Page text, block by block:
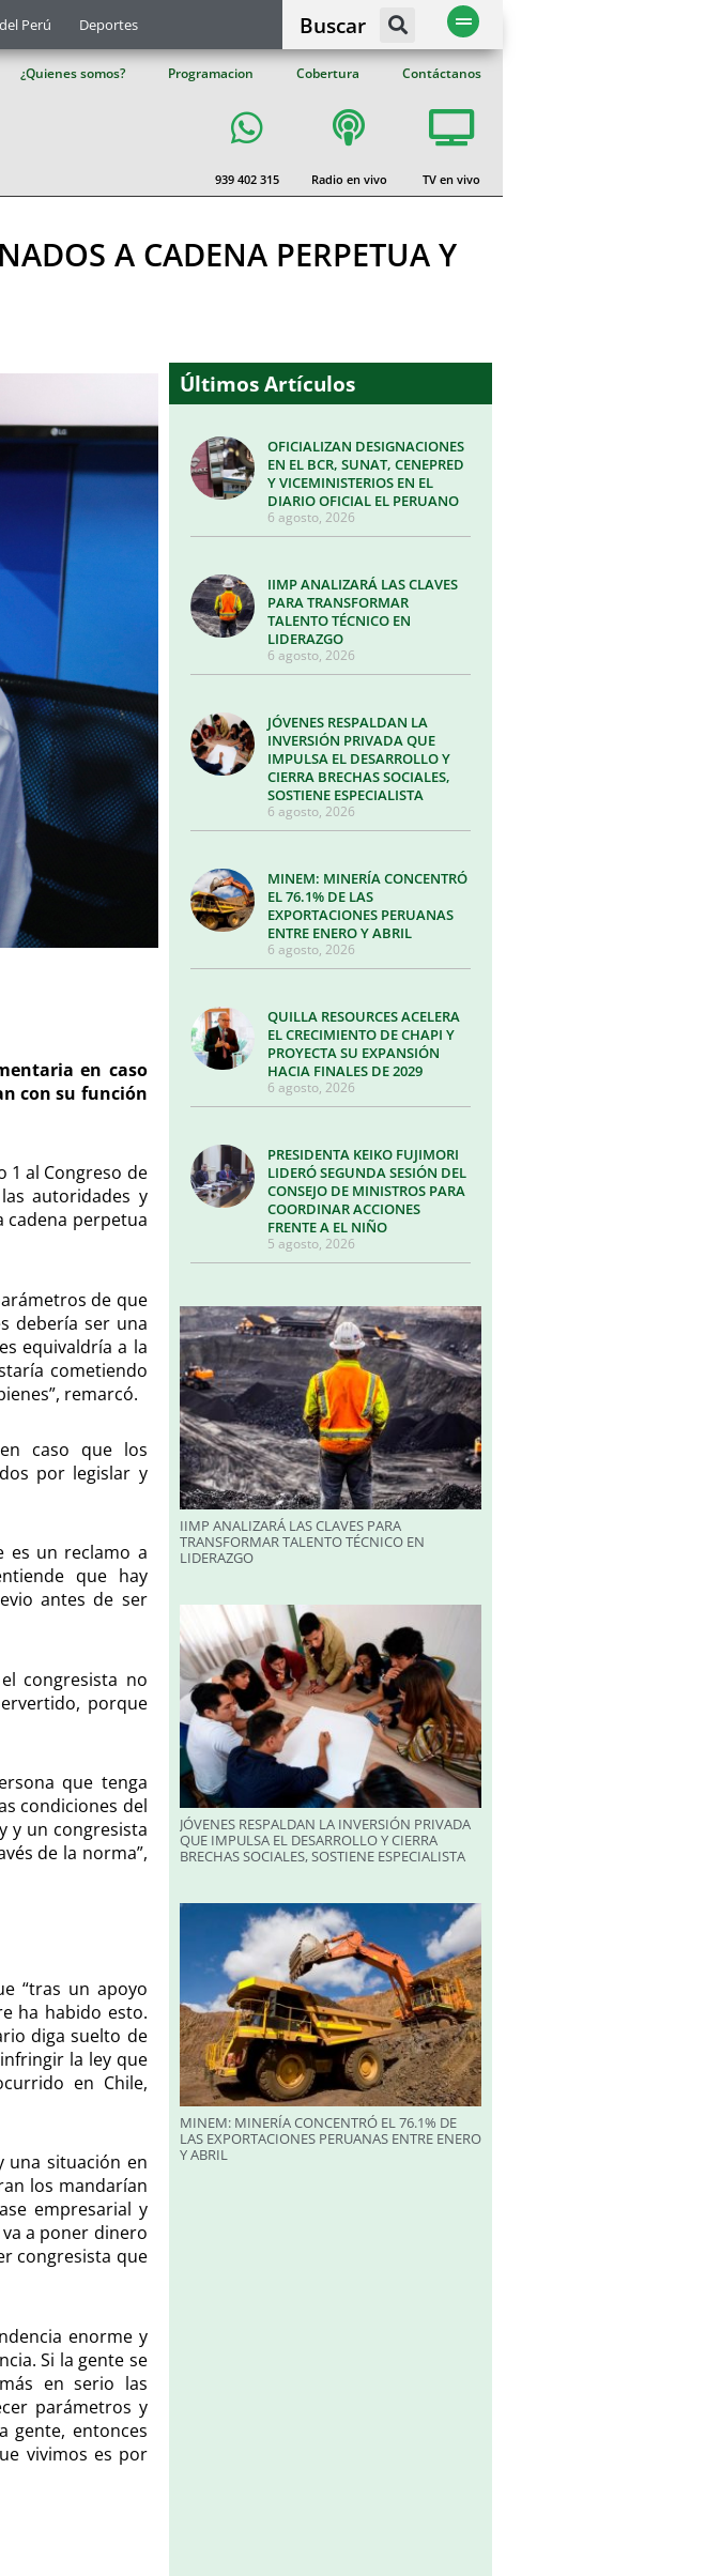
Perú Deportes Buscar
¿Quienes somos? Programacion Cobertura Contáctanos
939 402 315 Radio en vivo TV en vivo
A CADENA PERPETUA Y
en caso
con su función
1 al Congreso de
autoridades y
cadena perpetua
de que
debería ser una
equivaldría a la
cometiendo
remarcó.
caso que los
por legislar y
es un reclamo a
que hay
antes de ser
congresista no
porque
que tenga
condiciones del
y un congresista
de la norma”,
“tras un apoyo
ha habido esto.
diga suelto de
la ley que
en Chile,
una situación en
los mandarían
empresarial y
a poner dinero
congresista que
enorme y
Si la gente se
en serio las
parámetros y
gente, entonces
vivimos es por
Últimos Artículos
OFICIALIZAN DESIGNACIONES
EN EL BCR, SUNAT, CENEPRED
Y VICEMINISTERIOS EN EL
DIARIO OFICIAL EL PERUANO
6 agosto, 2026
IIMP ANALIZARÁ LAS CLAVES
PARA TRANSFORMAR
TALENTO TÉCNICO EN
LIDERAZGO
6 agosto, 2026
JÓVENES RESPALDAN LA
INVERSIÓN PRIVADA QUE
IMPULSA EL DESARROLLO Y
CIERRA BRECHAS SOCIALES,
SOSTIENE ESPECIALISTA
6 agosto, 2026
MINEM: MINERÍA CONCENTRÓ
EL 76.1% DE LAS
EXPORTACIONES PERUANAS
ENTRE ENERO Y ABRIL
6 agosto, 2026
QUILLA RESOURCES ACELERA
EL CRECIMIENTO DE CHAPI Y
PROYECTA SU EXPANSIÓN
HACIA FINALES DE 2029
6 agosto, 2026
PRESIDENTA KEIKO FUJIMORI
LIDERÓ SEGUNDA SESIÓN DEL
CONSEJO DE MINISTROS PARA
COORDINAR ACCIONES
FRENTE A EL NIÑO
5 agosto, 2026
IIMP ANALIZARÁ LAS CLAVES PARA
TRANSFORMAR TALENTO TÉCNICO EN
LIDERAZGO
JÓVENES RESPALDAN LA INVERSIÓN PRIVADA
QUE IMPULSA EL DESARROLLO Y CIERRA
BRECHAS SOCIALES, SOSTIENE ESPECIALISTA
MINEM: MINERÍA CONCENTRÓ EL 76.1% DE
LAS EXPORTACIONES PERUANAS ENTRE ENERO
Y ABRIL